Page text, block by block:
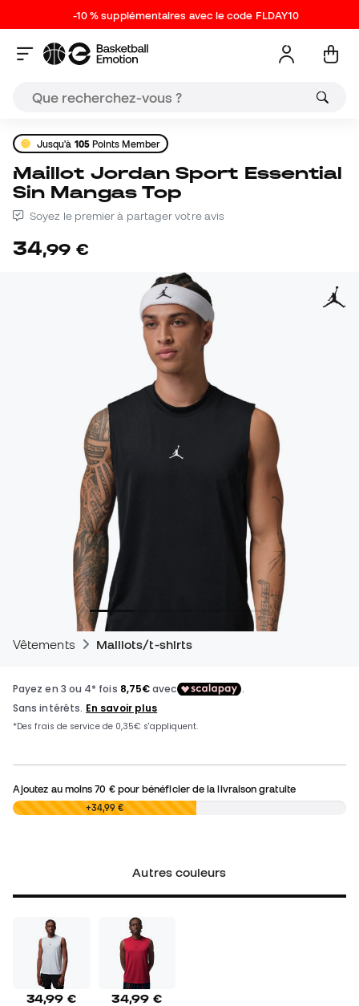
-10 % supplémentaires avec le code FLDAY10
Jusqu'à 105Points Member
Maillot Jordan Sport Essential
Sin Mangas Top
Soyez le premier à partager votre avis
34,99 €
Vêtements Maillots/t-shirts
Ajoutez au moins70 €pour bénéficier de la livraison gratuite
0,00 € +34,99 €
Autres couleurs
34,99 € 34,99 €